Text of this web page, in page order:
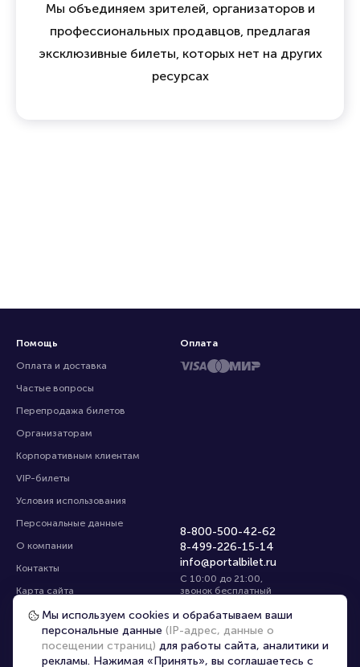
Мы объединяем зрителей, организаторов и
профессиональных продавцов, предлагая
эксклюзивные билеты, которых нет на других
ресурсах
Помощь
Оплата и доставка
Частые вопросы
Перепродажа билетов
Организаторам
Корпоративным клиентам
VIP-билеты
Условия использования
Персональные данные
О компании
Контакты
Карта сайта
Управление cookies
8-800-500-42-62
8-499-226-15-14
info@portalbilet.ru
С 10:00 до 21:00,
звонок бесплатный
Все площадки
Оплата
Главная | Москва
Мы используем cookies и обрабатываем ваши
персональные данные (IP-адрес, данные о
посещении страниц) для работы сайта, аналитики и
рекламы. Нажимая «Принять», вы соглашаетесь с